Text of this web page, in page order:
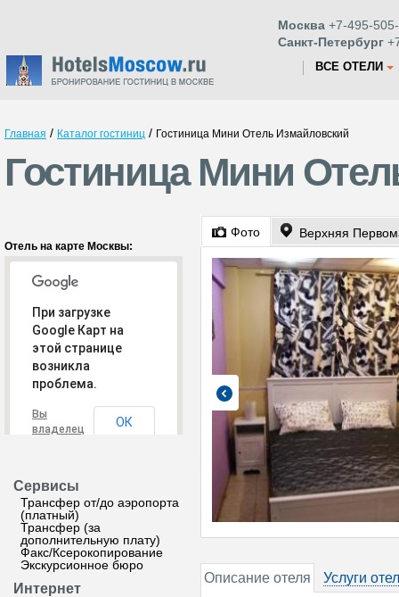
Москва +7-495-
Санкт-Петербург
ВСЕ ОТЕЛИ
Главная / Каталог гостиниц / Гостиница Мини Отель Измайловский
Гостиница Мини
Отель на карте Москвы:
При загрузке
Google Карт на
этой странице
возникла
проблема.
Вы
владелец
ОК
Сервисы
Трансфер от/до аэропорта
(платный)
Трансфер (за
дополнительную плату)
Факс/Ксерокопирование
Экскурсионное бюро
Интернет
Фото Верхняя
Описание отеля Услуги